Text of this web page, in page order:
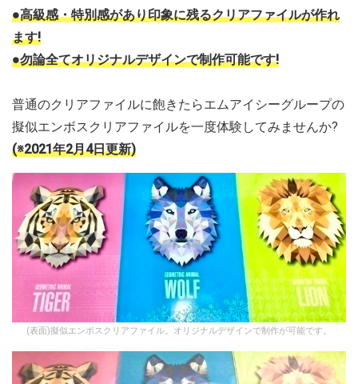
●高級感・特別感があり印象に残るクリアファイルが作れ
ます!
●勿論全てオリジナルデザインで制作可能です!
普通のクリアファイルに飽きたらエムアイシーグループの
擬似エンボスクリアファイルを一度体験してみませんか?
(※2021年2月4日更新)
(表面)擬似エンボスクリアファイル。オリジナルデザインで制作が可能です。